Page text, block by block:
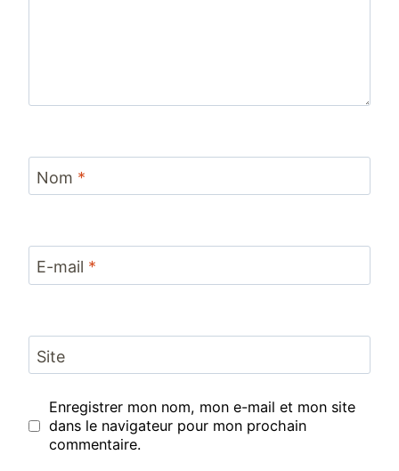
Nom *
E-mail *
Site
Enregistrer mon nom, mon e-mail et mon site
dans le navigateur pour mon prochain
commentaire.